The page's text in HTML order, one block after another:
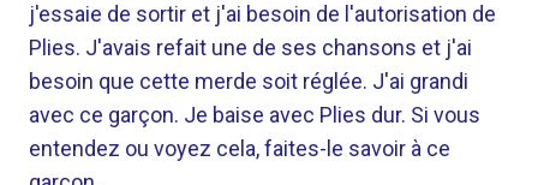
j'essaie de sortir et j'ai besoin de l'autorisation de
Plies. J'avais refait une de ses chansons et j'ai
besoin que cette merde soit réglée. J'ai grandi
avec ce garçon. Je baise avec Plies dur. Si vous
entendez ou voyez cela, faites-le savoir à ce